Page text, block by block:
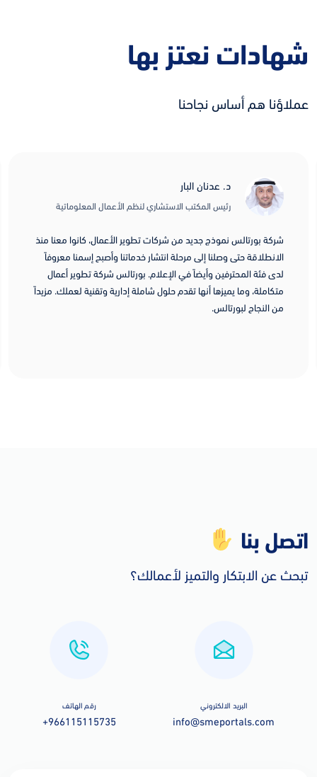
شهادات نعتز بها
عملاؤنا هم أساس نجاحنا
د. عدنان البار
رئيس المكتب الاستشاري لنظم الأعمال المعلوماتية
شركة بورتالس نموذج جديد من شركات تطوير الأعمال، كانوا معنا منذ
الانطلاقة حتى وصلنا إلى مرحلة انتشار خدماتنا وأصبح إسمنا معروفاً
لدى فئة المحترفين وأيضاً في الإعلام. بورتالس شركة تطوير أعمال
متكاملة، وما يميزها أنها تقدم حلول شاملة إدارية وتقنية لعملك. مزيداً
من النجاح لبورتالس.
اتصل بنا
تبحث عن الابتكار والتميز لأعمالك؟
البريد الالكتروني
info@smeportals.com
رقم الهاتف
+966115115735